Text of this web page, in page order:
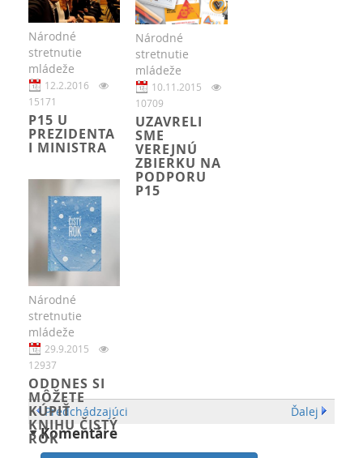
Národné
stretnutie
mládeže
12.2.2016
15171
P15 U
PREZIDENTA
I MINISTRA
Národné
stretnutie
mládeže
10.11.2015
10709
UZAVRELI
SME
VEREJNÚ
ZBIERKU NA
PODPORU
P15
Národné
stretnutie
mládeže
29.9.2015
12937
ODDNES SI
MÔŽETE
KÚPIŤ
KNIHU ČISTÝ
ROK
Predchádzajúci Ďalej
Komentáre